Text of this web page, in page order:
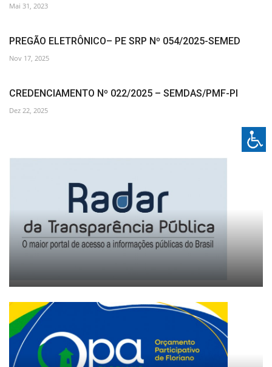
Mai 31, 2023
PREGÃO ELETRÔNICO– PE SRP Nº 054/2025-SEMED
Nov 17, 2025
CREDENCIAMENTO Nº 022/2025 – SEMDAS/PMF-PI
Dez 22, 2025